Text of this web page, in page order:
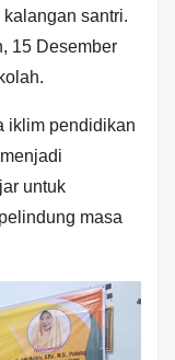
santri.
15 Desember
iklim pendidikan
untuk
masa